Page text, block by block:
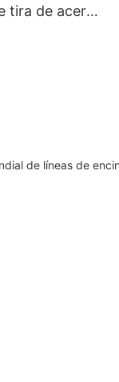
tira de acero
de líneas de